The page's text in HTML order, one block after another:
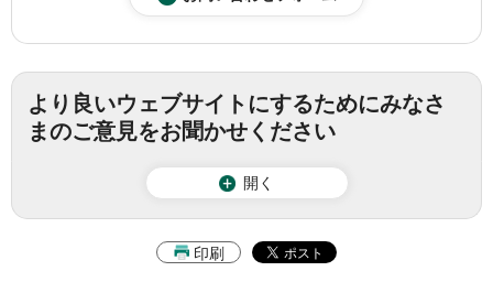
より良いウェブサイトにするためにみなさ
まのご意見をお聞かせください
開く
印刷